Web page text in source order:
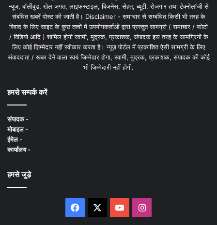
न्यूज, बॉलीवुड, खेल जगत, लाइफस्टाइल, बिजनेस, सेहत, ब्यूटी, रोजगार तथा टेक्नोलॉजी से
संबंधित खबरें पोस्ट की जाती है। Disclaimer - समाचार से सम्बंधित किसी भी तरह के
विवाद के लिए साइट के कुछ तत्वों में उपयोगकर्ताओं द्वारा प्रस्तुत सामग्री ( समाचार / फोटो
/ विडियो आदि ) शामिल होगी स्वामी, मुद्रक, प्रकाशक, संपादक इस तरह के सामग्रियों के
लिए कोई ज़िम्मेदार नहीं स्वीकार करता है। न्यूज़ पोर्टल में प्रकाशित ऐसी सामग्री के लिए
संवाददाता / खबर देने वाला स्वयं जिम्मेदार होगा, स्वामी, मुद्रक, प्रकाशक, संपादक की कोई
भी जिम्मेदारी नहीं होगी.
हमसे सम्पर्क करें
संपादक -
मोबाइल -
ईमेल -
कार्यालय -
हमसे जुड़े
Facebook YouTubeInstagram